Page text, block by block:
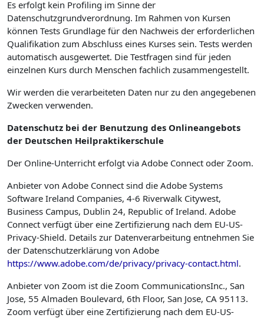
Es erfolgt kein Profiling im Sinne der
Datenschutzgrundverordnung. Im Rahmen von Kursen
können Tests Grundlage für den Nachweis der erforderlichen
Qualifikation zum Abschluss eines Kurses sein. Tests werden
automatisch ausgewertet. Die Testfragen sind für jeden
einzelnen Kurs durch Menschen fachlich zusammengestellt.
Wir werden die verarbeiteten Daten nur zu den angegebenen
Zwecken verwenden.
Datenschutz bei der Benutzung des Onlineangebots
der Deutschen Heilpraktikerschule
Der Online-Unterricht erfolgt via Adobe Connect oder Zoom.
Anbieter von Adobe Connect sind die Adobe Systems
Software Ireland Companies, 4-6 Riverwalk Citywest,
Business Campus, Dublin 24, Republic of Ireland. Adobe
Connect verfügt über eine Zertifizierung nach dem EU-US-
Privacy-Shield. Details zur Datenverarbeitung entnehmen Sie
der Datenschutzerklärung von Adobe
https://www.adobe.com/de/privacy/privacy-contact.html.
Anbieter von Zoom ist die Zoom CommunicationsInc., San
Jose, 55 Almaden Boulevard, 6th Floor, San Jose, CA 95113.
Zoom verfügt über eine Zertifizierung nach dem EU-US-